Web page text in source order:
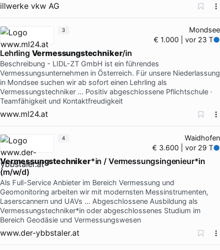
illwerke vkw AG
Mondsee
€ 1.000 | vor 23 T
Lehrling Vermessungstechniker/in
Beschreibung - LIDL-ZT GmbH ist ein führendes
Vermessungsunternehmen in Österreich. Für unsere Niederlassung
in Mondsee suchen wir ab sofort einen Lehrling als
Vermessungstechniker … Positiv abgeschlossene Pflichtschule ·
Teamfähigkeit und Kontaktfreudigkeit
www.ml24.at
3
Waidhofen
€ 3.600 | vor 29 T
Vermessungstechniker*in / Vermessungsingenieur*in
(m/w/d)
Als Full-Service Anbieter im Bereich Vermessung und
Geomonitoring arbeiten wir mit modernsten Messinstrumenten,
Laserscannern und UAVs … Abgeschlossene Ausbildung als
Vermessungstechniker*in oder abgeschlossenes Studium im
Bereich Geodäsie und Vermessungswesen
www.der-ybbstaler.at
4